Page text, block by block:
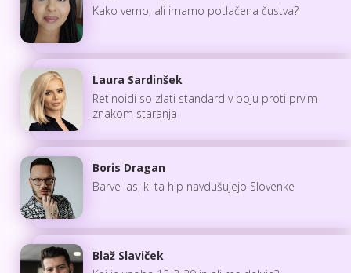
Kako vemo, ali imamo potlačena čustva?
Laura Sardinšek
Retinoidi so zlati standard v boju proti prvim
znakom staranja
Boris Dragan
Barve las, ki ta hip navdušujejo Slovenke
Blaž Slaviček